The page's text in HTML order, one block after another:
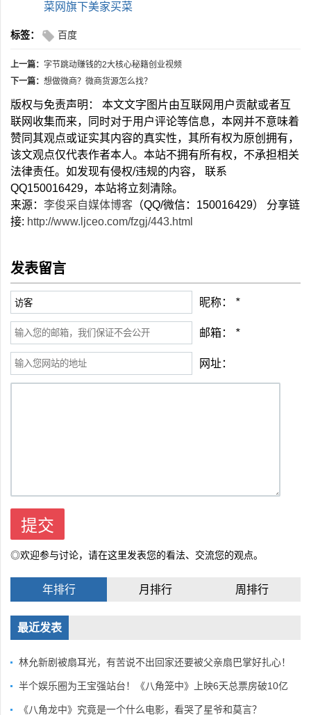
菜网旗下美家买菜
标签： 百度
上一篇： 字节跳动赚钱的2大核心秘籍创业视频
下一篇： 想做微商？微商货源怎么找？
版权与免责声明： 本文文字图片由互联网用户贡献或者互
联网收集而来，同时对于用户评论等信息，本网并不意味着
赞同其观点或证实其内容的真实性，其所有权为原创拥有，
该文观点仅代表作者本人。本站不拥有所有权，不承担相关
法律责任。如发现有侵权/违规的内容， 联系
QQ150016429，本站将立刻清除。
来源： 李俊采自媒体博客 （QQ/微信：150016429） 分享链
接: http://www.ljceo.com/fzgj/443.html
发表留言
昵称： *
邮箱： *
网址：
◎欢迎参与讨论，请在这里发表您的看法、交流您的观点。
年排行 月排行 周排行
最近发表
林允新剧被扇耳光，有苦说不出回家还要被父亲扇巴掌好扎心！
半个娱乐圈为王宝强站台！《八角笼中》上映6天总票房破10亿
《八角龙中》究竟是一个什么电影，看哭了星爷和莫言？